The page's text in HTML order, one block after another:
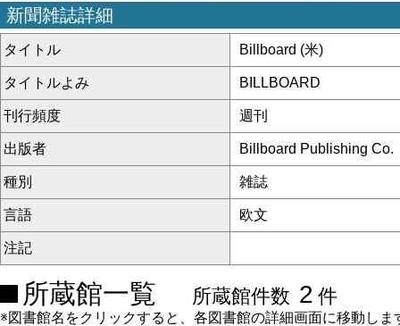
新聞雑誌詳細
タイトル Billboard (米)
タイトルよみ BILLBOARD
刊行頻度 週刊
出版者 Billboard Publishing Co.
種別 雑誌
言語 欧文
注記
所蔵館一覧 所蔵館件数 2 件
※図書館名をクリックすると、各図書館の詳細画面に移動しま